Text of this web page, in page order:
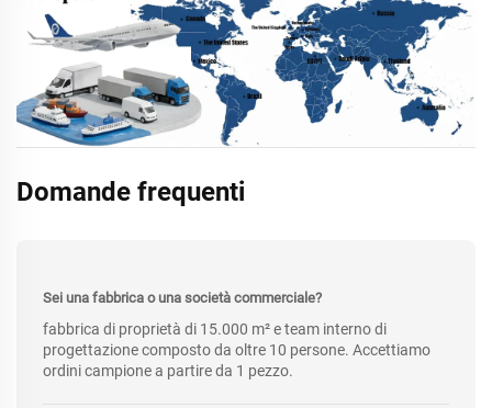
Domande frequenti
Sei una fabbrica o una società commerciale?
fabbrica di proprietà di 15.000 m² e team interno di
progettazione composto da oltre 10 persone. Accettiamo
ordini campione a partire da 1 pezzo.